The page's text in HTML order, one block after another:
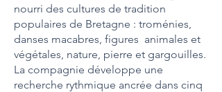
nourri des cultures de tradition
populaires de Bretagne : troménies,
danses macabres, figures animales et
végétales, nature, pierre et gargouilles.
La compagnie développe une
recherche rythmique ancrée dans cinq